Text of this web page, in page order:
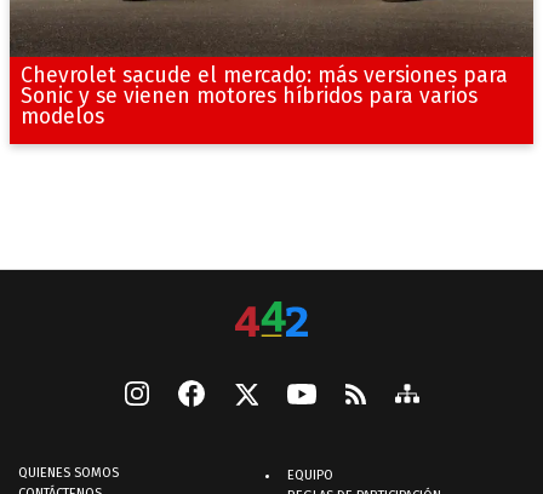
Chevrolet sacude el mercado: más versiones para
Sonic y se vienen motores híbridos para varios
modelos
QUIENES SOMOS
EQUIPO